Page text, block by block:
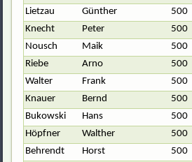
Lietzau
Günther 500
Knecht
Peter 500
Nousch
Maik 500
Riebe
Arno 500
Walter
Frank
500
Knauer
Bernd
500
Bukowski
Hans
500
Höpfner
Walther
500
Behrendt
Horst
500